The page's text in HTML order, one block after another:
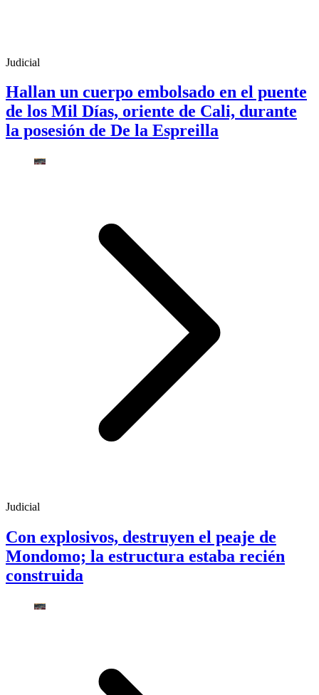
Judicial
Hallan un cuerpo embolsado en el puente
de los Mil Días, oriente de Cali, durante
la posesión de De la Espreilla
Judicial
Con explosivos, destruyen el peaje de
Mondomo; la estructura estaba recién
construida